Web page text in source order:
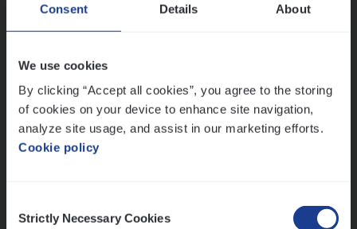
Consent Details About
We use cookies
By clicking “Accept all cookies”, you agree to the storing
of cookies on your device to enhance site navigation,
analyze site usage, and assist in our marketing efforts.
Cookie policy
Selection
Strictly Necessary Cookies
Insu­ran­ce Bro­ker KMO
Sales Management
Antwerpen
Test Ana­lyst